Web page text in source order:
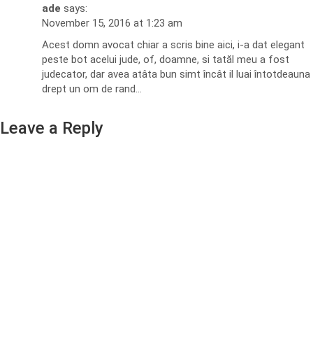
ade says:
November 15, 2016 at 1:23 am
Acest domn avocat chiar a scris bine aici, i-a dat elegant
peste bot acelui jude, of, doamne, si tatăl meu a fost
judecator, dar avea atâta bun simt încât il luai întotdeauna
drept un om de rand…
Leave a Reply